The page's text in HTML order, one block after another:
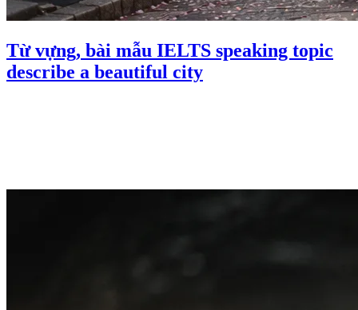
Từ vựng, bài mẫu IELTS speaking topic
describe a beautiful city